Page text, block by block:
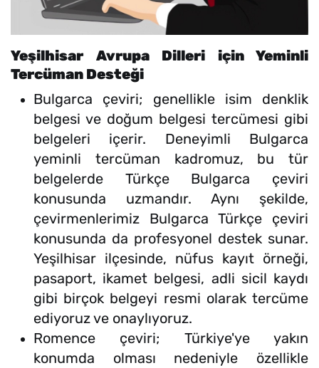
Yeşilhisar Avrupa Dilleri için Yeminli
Tercüman Desteği
Bulgarca çeviri; genellikle isim denklik
belgesi ve doğum belgesi tercümesi gibi
belgeleri içerir. Deneyimli Bulgarca
yeminli tercüman kadromuz, bu tür
belgelerde Türkçe Bulgarca çeviri
konusunda uzmandır. Aynı şekilde,
çevirmenlerimiz Bulgarca Türkçe çeviri
konusunda da profesyonel destek sunar.
Yeşilhisar ilçesinde, nüfus kayıt örneği,
pasaport, ikamet belgesi, adli sicil kaydı
gibi birçok belgeyi resmi olarak tercüme
ediyoruz ve onaylıyoruz.
Romence çeviri; Türkiye'ye yakın
konumda olması nedeniyle özellikle